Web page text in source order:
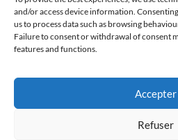
and/or access device information.
us to process data such as browsing
Failure to consent or withdrawal of consent
features and functions.
Accepter
Refuser
LUXURY SELECTIONS